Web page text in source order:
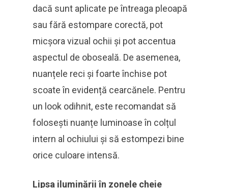
dacă sunt aplicate pe întreaga pleoapă
sau fără estompare corectă, pot
micșora vizual ochii și pot accentua
aspectul de oboseală. De asemenea,
nuanțele reci și foarte închise pot
scoate în evidență cearcănele. Pentru
un look odihnit, este recomandat să
folosești nuanțe luminoase în colțul
intern al ochiului și să estompezi bine
orice culoare intensă.
Lipsa iluminării în zonele cheie